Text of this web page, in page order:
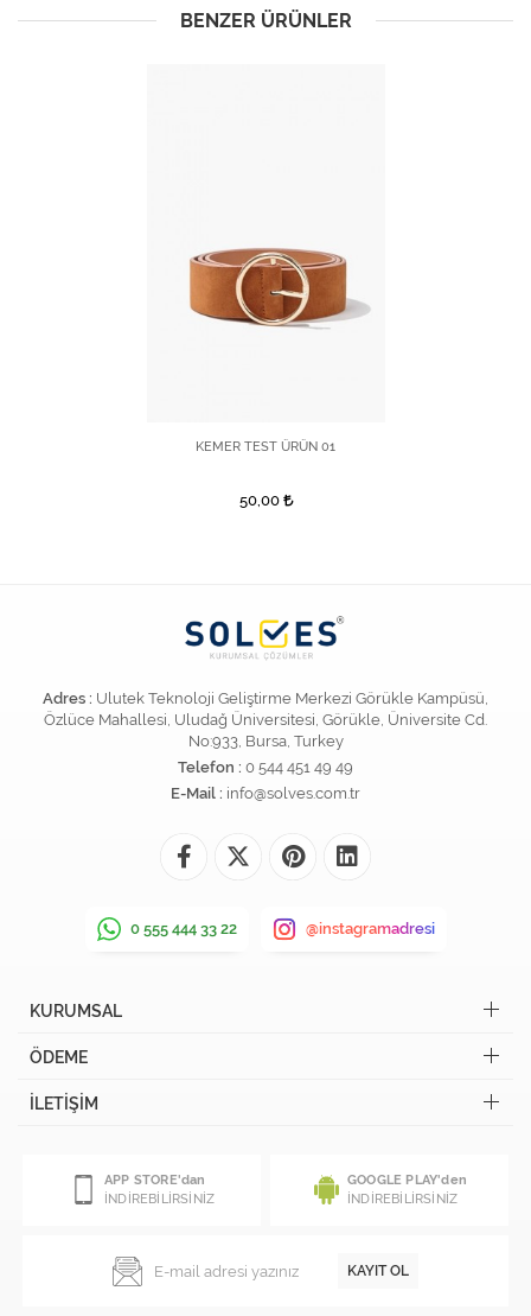
BENZER ÜRÜNLER
KEMER TEST ÜRÜN 01
50,00
Adres : Ulutek Teknoloji Geliştirme Merkezi Görükle Kampüsü,
Özlüce Mahallesi, Uludağ Üniversitesi, Görükle, Üniversite Cd.
No:933, Bursa, Turkey
Telefon : 0 544 451 49 49
E-Mail : info@solves.com.tr
0 555 444 33 22 @instagramadresi
KURUMSAL
ÖDEME
İLETİŞİM
APP STORE'dan
İNDİREBİLİRSİNİZ
GOOGLE PLAY'den
İNDİREBİLİRSİNİZ
KAYIT OL